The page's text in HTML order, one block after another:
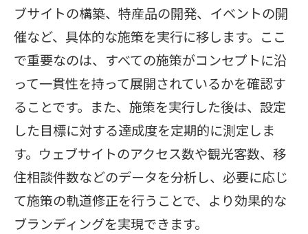
ブサイトの構築、特産品の開発、イベントの開
催など、具体的な施策を実行に移します。ここ
で重要なのは、すべての施策がコンセプトに沿
って一貫性を持って展開されているかを確認す
ることです。また、施策を実行した後は、設定
した目標に対する達成度を定期的に測定しま
す。ウェブサイトのアクセス数や観光客数、移
住相談件数などのデータを分析し、必要に応じ
て施策の軌道修正を行うことで、より効果的な
ブランディングを実現できます。